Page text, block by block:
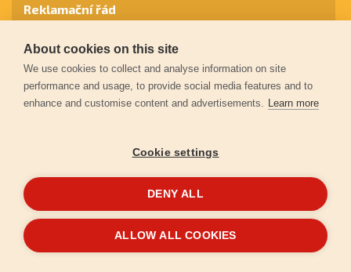
© 2026Extol.cz- Všechna práva vyhrazena
Reklamační řád
Záruční podmínky
Ochrana osobních údajů
VytvořiloFEO
About cookies on this site
We use cookies to collect and analyse information on site
performance and usage, to provide social media features and to
enhance and customise content and advertisements. Learn more
Cookie settings
DENY ALL
ALLOW ALL COOKIES